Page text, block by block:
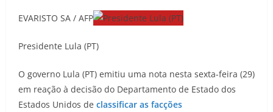
EVARISTO SA / AFP
Presidente Lula (PT)
O governo Lula (PT) emitiu uma nota nesta sexta-feira (29)
em reação à decisão do Departamento de Estado dos
Estados Unidos de classificar as facções